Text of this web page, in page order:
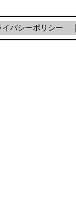
イバシーポリシー